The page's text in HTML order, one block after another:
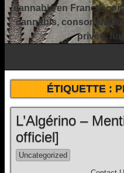
cannabis en France,
cannabis,
privée,
ÉTIQUETTE :
L’Algérino –
officiel]
Uncategorized